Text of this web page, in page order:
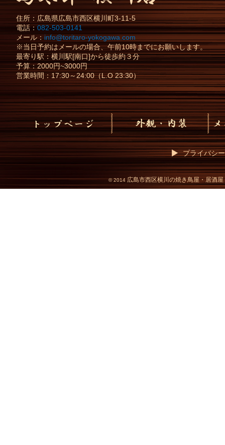
住所： 広島県広島市西区横川町3-11-5
電話：082-503-0141
メール： info@toritaro-yokogawa.com
※当日予約はメールの場合、午前10時までにお願いします。
最寄り駅：横川駅[南口]から徒歩約３分
予算：2000円~3000円
営業時間：17:30～24:00（L.O 23:30）
プライバシ
©2014 広島市西区横川の焼き鳥屋・居酒